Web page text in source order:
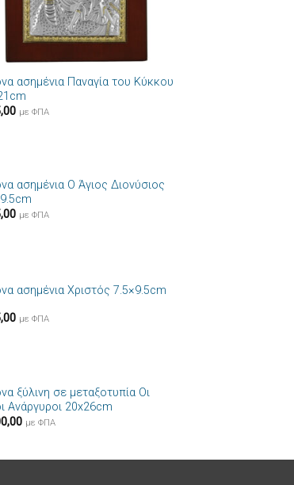
ασημένια Παναγία του Κύκκου
με ΦΠΑ
Πρόσθήκη
ασημένια Ο Άγιος Διονύσιος
με ΦΠΑ
Πρόσθήκη
ασημένια Χριστός 7.5×9.5cm
με ΦΠΑ
Πρόσθήκη
ξύλινη σε μεταξοτυπία Οι
Ανάργυροι 20x26cm
με ΦΠΑ